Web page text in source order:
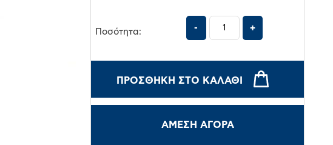
Ποσότητα:
ΠΡΟΣΘΉΚΗ ΣΤΟ ΚΑΛΆΘΙ
ΑΜΕΣΗ ΑΓΟΡΑ